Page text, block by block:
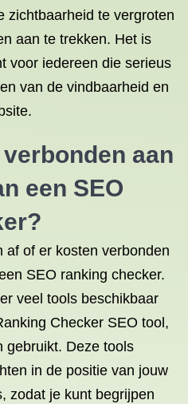
zichtbaarheid te vergroten
aan te trekken. Het is
voor iedereen die serieus
van de vindbaarheid en
aan
een SEO
af of er kosten verbonden
SEO ranking checker.
veel tools beschikbaar
Checker SEO tool,
gebruikt. Deze tools
in de positie van jouw
zodat je kunt begrijpen